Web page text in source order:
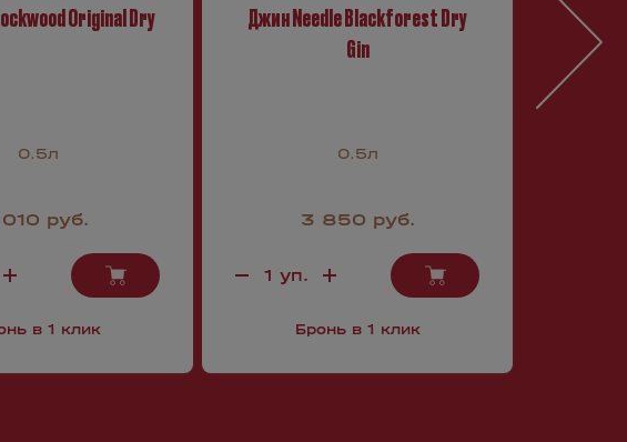
Original Dry
0.5л
010 руб.
в 1 клик
Джин Needle Blackforest Dry
Gin
0.5л
3 850 руб.
Бронь в 1 клик
Джин